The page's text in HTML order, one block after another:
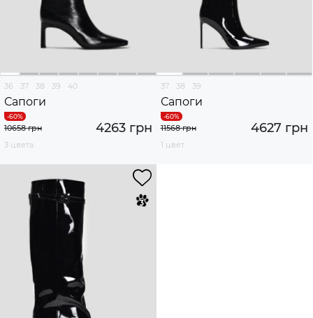
36 37 38 39 40
Сапоги
4263 грн
10658 грн
3 цвета
37 38 39
Сапоги
4627 грн
11568 грн
1 цвет